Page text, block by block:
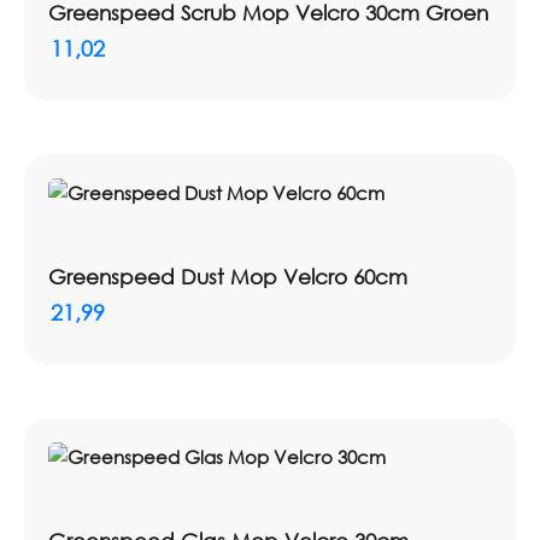
Greenspeed Scrub Mop Velcro 30cm Groen
11,02
Greenspeed Dust Mop Velcro 60cm
21,99